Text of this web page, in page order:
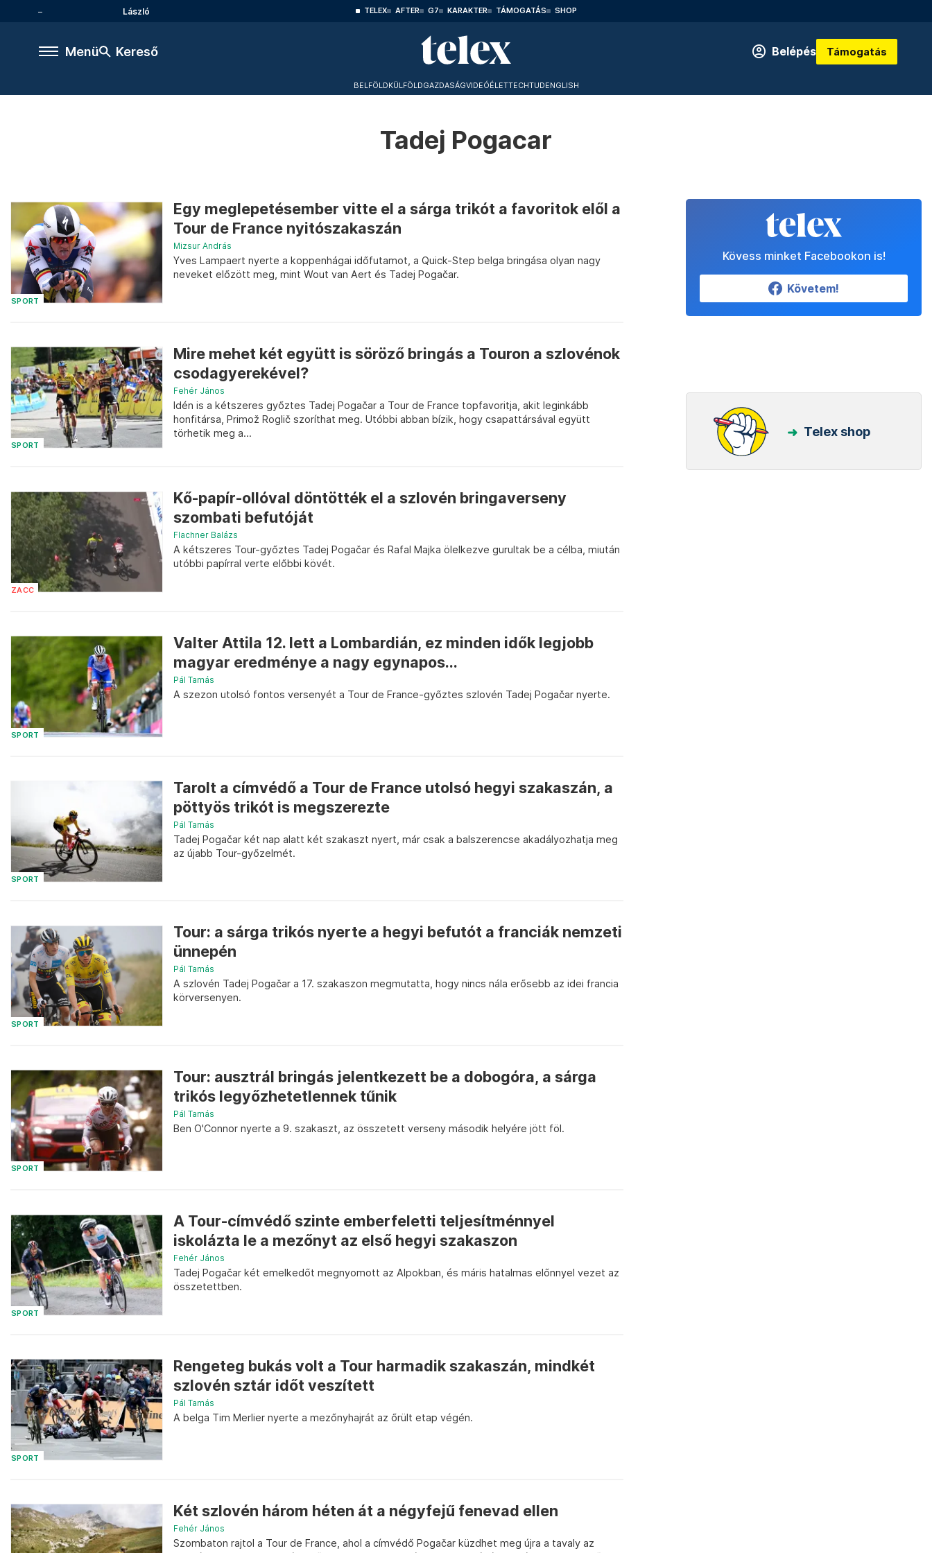
László TELEX AFTER G7 KARAKTER TÁMOGATÁS SHOP
Menü Kereső Belépés Támogatás
BELFÖLDKÜLFÖLDGAZDASÁGVIDEÓÉLETTECHTUDENGLISH
Tadej Pogacar
SPORT
Egy meglepetésember vitte el a sárga trikót a favoritok elől a
Tour de France nyitószakaszán
Mizsur András
Yves Lampaert nyerte a koppenhágai időfutamot, a Quick-Step belga bringása olyan nagy
neveket előzött meg, mint Wout van Aert és Tadej Pogačar.
SPORT
Mire mehet két együtt is söröző bringás a Touron a szlovénok
csodagyerekével?
Fehér János
Idén is a kétszeres győztes Tadej Pogačar a Tour de France topfavoritja, akit leginkább
honfitársa, Primož Roglič szoríthat meg. Utóbbi abban bízik, hogy csapattársával együtt
törhetik meg a...
ZACC
Kő-papír-ollóval döntötték el a szlovén bringaverseny
szombati befutóját
Flachner Balázs
A kétszeres Tour-győztes Tadej Pogačar és Rafal Majka ölelkezve gurultak be a célba, miután
utóbbi papírral verte előbbi kövét.
SPORT
Valter Attila 12. lett a Lombardián, ez minden idők legjobb
magyar eredménye a nagy egynapos...
Pál Tamás
A szezon utolsó fontos versenyét a Tour de France-győztes szlovén Tadej Pogačar nyerte.
SPORT
Tarolt a címvédő a Tour de France utolsó hegyi szakaszán, a
pöttyös trikót is megszerezte
Pál Tamás
Tadej Pogačar két nap alatt két szakaszt nyert, már csak a balszerencse akadályozhatja meg
az újabb Tour-győzelmét.
SPORT
Tour: a sárga trikós nyerte a hegyi befutót a franciák nemzeti
ünnepén
Pál Tamás
A szlovén Tadej Pogačar a 17. szakaszon megmutatta, hogy nincs nála erősebb az idei francia
körversenyen.
SPORT
Tour: ausztrál bringás jelentkezett be a dobogóra, a sárga
trikós legyőzhetetlennek tűnik
Pál Tamás
Ben O'Connor nyerte a 9. szakaszt, az összetett verseny második helyére jött föl.
SPORT
A Tour-címvédő szinte emberfeletti teljesítménnyel
iskolázta le a mezőnyt az első hegyi szakaszon
Fehér János
Tadej Pogačar két emelkedőt megnyomott az Alpokban, és máris hatalmas előnnyel vezet az
összetettben.
SPORT
Rengeteg bukás volt a Tour harmadik szakaszán, mindkét
szlovén sztár időt veszített
Pál Tamás
A belga Tim Merlier nyerte a mezőnyhajrát az őrült etap végén.
Két szlovén három héten át a négyfejű fenevad ellen
Fehér János
Szombaton rajtol a Tour de France, ahol a címvédő Pogačar küzdhet meg újra a tavaly az
Kövess minket Facebookon is!
Követem!
Telex shop